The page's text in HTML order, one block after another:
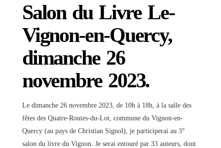
Salon du Livre Le-
Vignon-en-Quercy,
dimanche 26
novembre 2023.
Le dimanche 26 novembre 2023, de 10h à 18h, à la salle des
fêtes des Quatre-Routes-du-Lot, commune du Vignon-en-
Quercy (au pays de Christian Signol), je participerai au 3°
salon du livre du Vignon. Je serai entouré par 33 auteurs, dont